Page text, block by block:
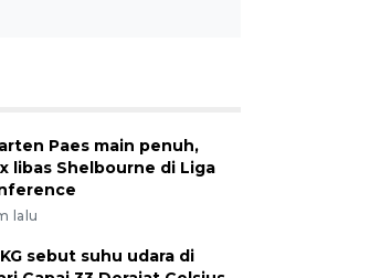
Paes main penuh,
libas Shelbourne di Liga
lalu
sebut suhu udara di